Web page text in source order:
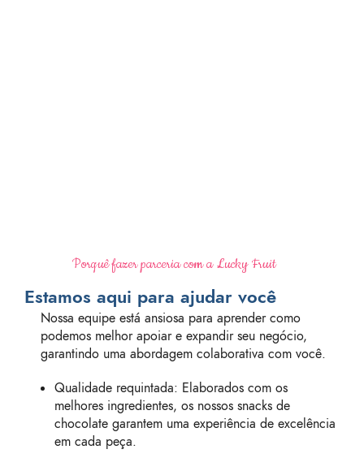
Porquê fazer parceria com a Lucky Fruit
Estamos aqui para ajudar você
Nossa equipe está ansiosa para aprender como
podemos melhor apoiar e expandir seu negócio,
garantindo uma abordagem colaborativa com você.
Qualidade requintada: Elaborados com os
melhores ingredientes, os nossos snacks de
chocolate garantem uma experiência de excelência
em cada peça.